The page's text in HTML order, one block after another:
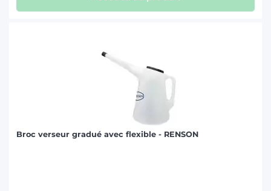
Broc verseur gradué avec flexible - RENSON